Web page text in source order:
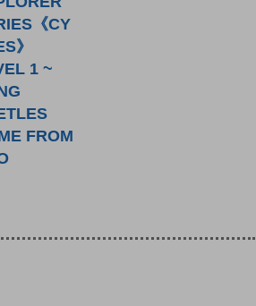
《CY
》
1 ~
FROM